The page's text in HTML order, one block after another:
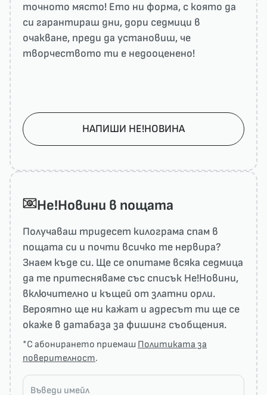
точното място! Ето ни форма, с която да
си гарантираш дни, дори седмици в
очакване, преди да установиш, че
творчеството ти е недооценено!
НАПИШИ НЕ!НОВИНА
He!Новини в пощата
Получаваш тридесет килограма спам в
пощата си и почти всичко те нервира?
Знаем къде си. Ще се опитаме всяка седмица
да те притесняваме със списък He!Новини,
включително и къщей от златни орли.
Вероятно ще ни кажат и адресът ти ще се
окаже в датабаза за фишинг съобщения.
*С абонирането приемаш Политиката за
поверителност.